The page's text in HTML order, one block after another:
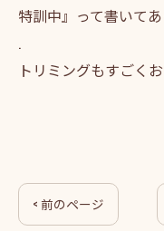
特訓中』って書いて
.
トリミングもすごく
< 前のページ